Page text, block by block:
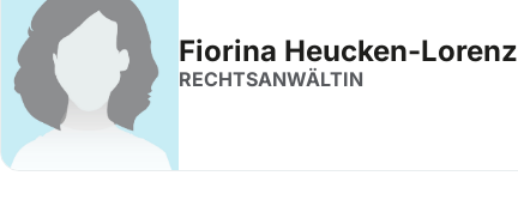
Fiorina Heucken-Lorenz
RECHTSANWÄLTIN